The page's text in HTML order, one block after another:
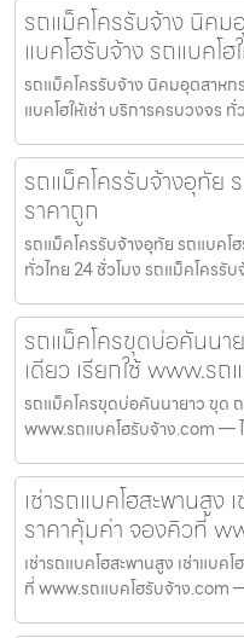
รถแม็คโครรับจ้าง นิค
แบคโฮรับจ้าง รถแบคโฮ
รถแม็คโครรับจ้าง นิคมอุตสาหก
แบคโฮให้เช่า บริการครบวงจร
รถแม็คโครรับจ้างอุทัย
ราคาถูก
รถแม็คโครรับจ้างอุทัย รถแบคโ
ทั่วไทย 24 ชั่วโมง รถแม็คโครรั
รถแม็คโครขุดบ่อคันนา
เดียว เรียกใช้ www.ร
รถแม็คโครขุดบ่อคันนายาว ขุด
www.รถแบคโฮรับจ้าง.com —
เช่ารถแบคโฮสะพานสู
ราคาคุ้มค่า จองคิวที่
เช่ารถแบคโฮสะพานสูง เช่าแบ
ที่ www.รถแบคโฮรับจ้าง.com